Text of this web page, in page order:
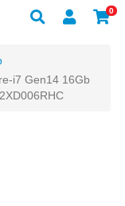
0
i7 Gen14 16Gb